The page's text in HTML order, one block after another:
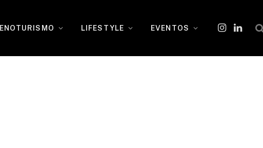
ENOTURISMO LIFESTYLE EVENTOS
Instagram
O